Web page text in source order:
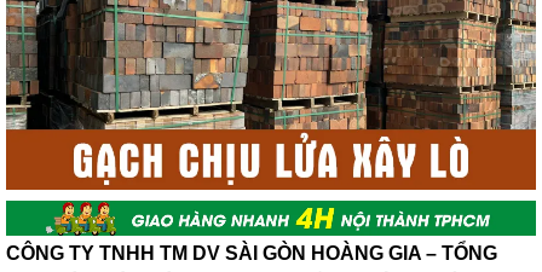
CÔNG TY TNHH TM DV SÀI GÒN HOÀNG GIA – TỔNG